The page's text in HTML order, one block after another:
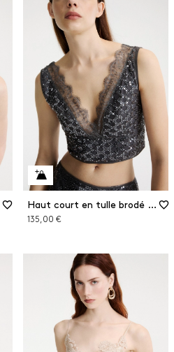
Haut court en tulle brodé de paillettes
135,00 €